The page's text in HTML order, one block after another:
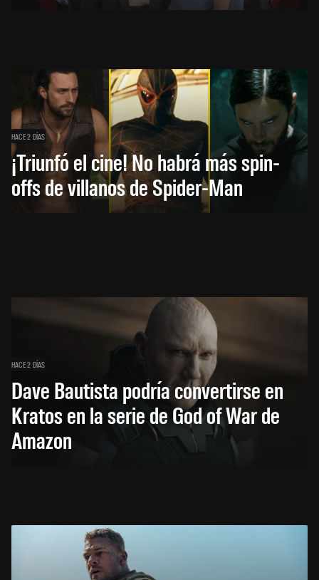
HACE 2 DÍAS
¡Triunfó el cine! No habrá más spin-
offs de villanos de Spider-Man
HACE 2 DÍAS
Dave Bautista podría convertirse en
Kratos en la serie de God of War de
Amazon